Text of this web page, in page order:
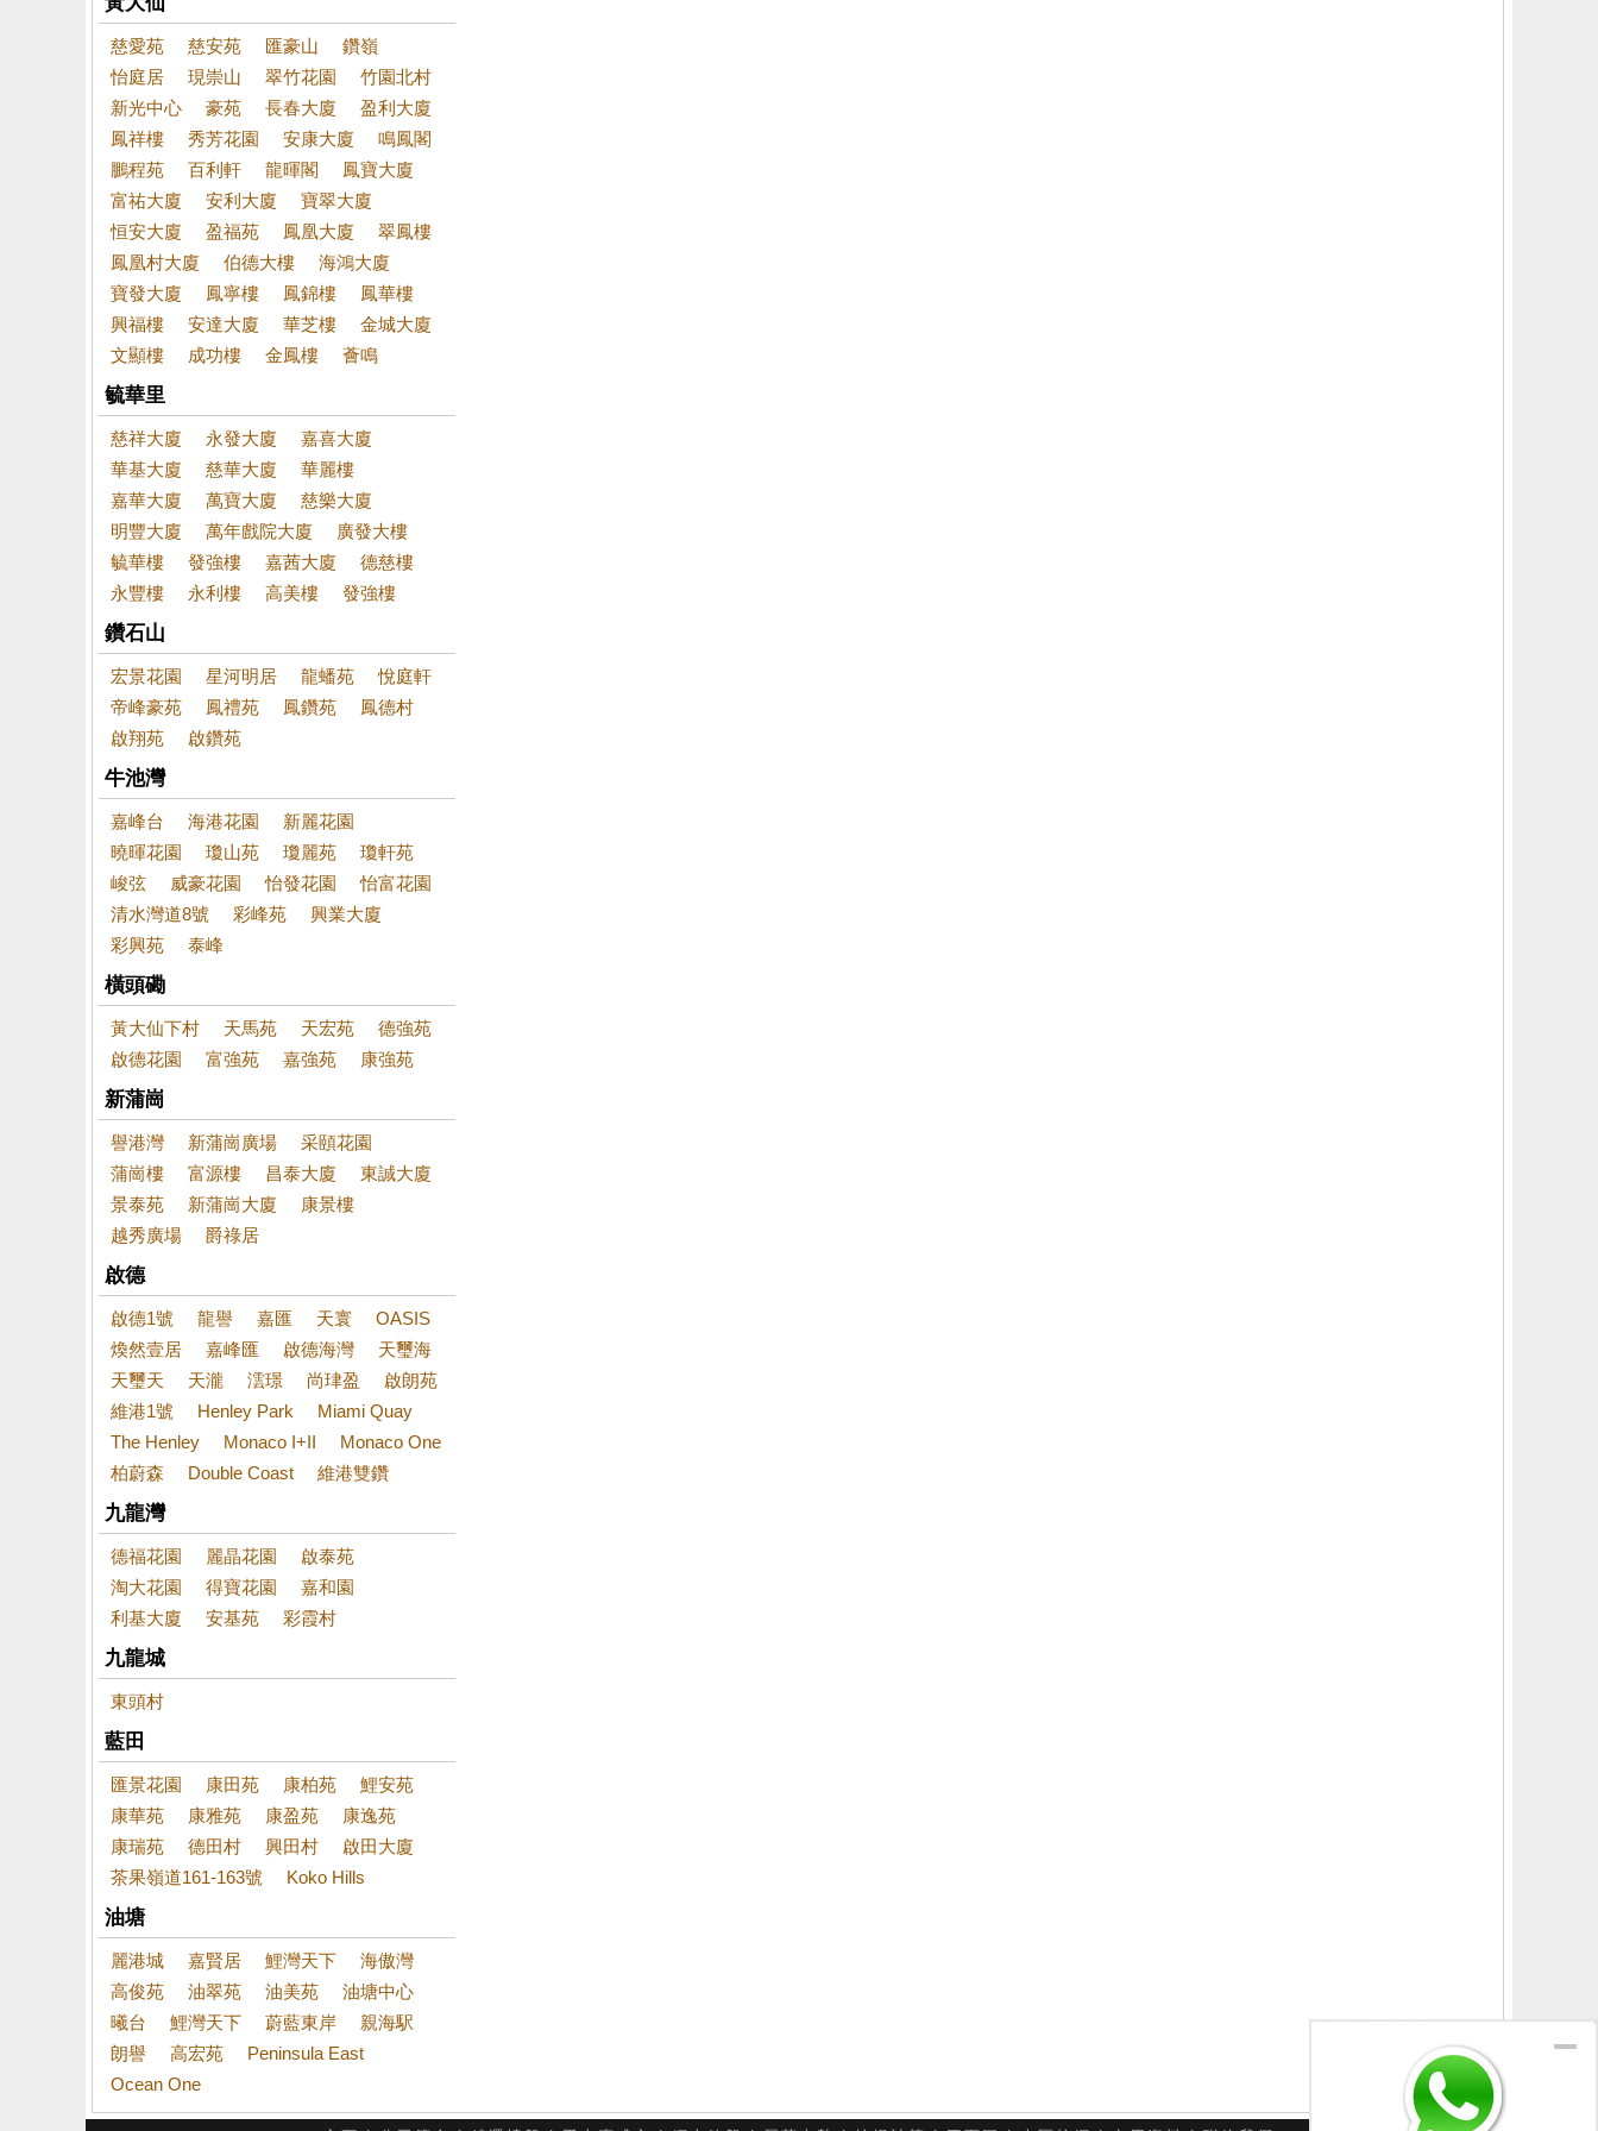
慈愛苑 慈安苑 匯豪山
鑽嶺
怡庭居
現崇山 翠竹花園
竹園北村
新光中心
豪苑 長春大廈
盈利大廈
鳳祥樓
秀芳花園 安康大廈
鳴鳳閣
鵬程苑
百利軒 龍暉閣
鳳寶大廈
富祐大廈
安利大廈
寶翠大廈
恒安大廈
盈福苑 鳳凰大廈
翠鳳樓
鳳凰村大廈
伯德大樓
海鴻大廈
寶發大廈
鳳寧樓 鳳錦樓
鳳華樓
興福樓
安達大廈 華芝樓
金城大廈
文顯樓
成功樓 金鳳樓 薈鳴
毓華里
慈祥大廈 永發大廈
嘉喜大廈
華基大廈
慈華大廈
華麗樓
嘉華大廈
萬寶大廈
慈樂大廈
明豐大廈
萬年戲院大廈
廣發大樓
毓華樓
發強樓 嘉茜大廈
德慈樓
永豐樓
永利樓 高美樓 發強樓
鑽石山
宏景花園 星河明居 龍蟠苑
悅庭軒
帝峰豪苑
鳳禮苑 鳳鑽苑
鳳德村
啟翔苑
啟鑽苑
牛池灣
嘉峰台 海港花園
新麗花園
曉暉花園
瓊山苑 瓊麗苑
瓊軒苑
峻弦
威豪花園 怡發花園
怡富花園
清水灣道8號
彩峰苑
興業大廈
彩興苑
泰峰
橫頭磡
黃大仙下村 天馬苑 天宏苑
德強苑
啟德花園
富強苑 嘉強苑 康強苑
新蒲崗
譽港灣 新蒲崗廣場
采頤花園
蒲崗樓
富源樓 昌泰大廈
東誠大廈
景泰苑
新蒲崗大廈
康景樓
越秀廣場
爵祿居
啟德
啟德1號 龍譽 嘉匯 天寰
OASIS
煥然壹居
嘉峰匯 啟德海灣
天璽海
天璽天
天瀧 澐璟 尚珒盈
啟朗苑
維港1號
Henley Park
Miami Quay
The Henley
Monaco I+II
Monaco One
柏蔚森
Double Coast 維港雙鑽
九龍灣
德福花園 麗晶花園
啟泰苑
淘大花園
得寶花園
嘉和園
利基大廈
安基苑 彩霞村
九龍城
東頭村
藍田
匯景花園 康田苑 康柏苑
鯉安苑
康華苑
康雅苑 康盈苑
康逸苑
康瑞苑
德田村 興田村
啟田大廈
茶果嶺道161-163號
Koko Hills
油塘
麗港城 嘉賢居 鯉灣天下
海傲灣
高俊苑
油翠苑 油美苑
油塘中心
曦台
鯉灣天下 蔚藍東岸
親海駅
朗譽
高宏苑
Peninsula East
Ocean One